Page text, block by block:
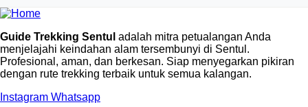
Guide Trekking Sentul adalah mitra petualangan Anda
menjelajahi keindahan alam tersembunyi di Sentul.
Profesional, aman, dan berkesan. Siap menyegarkan pikiran
dengan rute trekking terbaik untuk semua kalangan.
Instagram Whatsapp